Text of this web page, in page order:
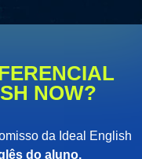
NOW?
da Ideal English
do aluno.